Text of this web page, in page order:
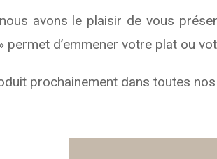
avons le plaisir de vous
permet d’emmener votre plat ou
prochainement dans toutes